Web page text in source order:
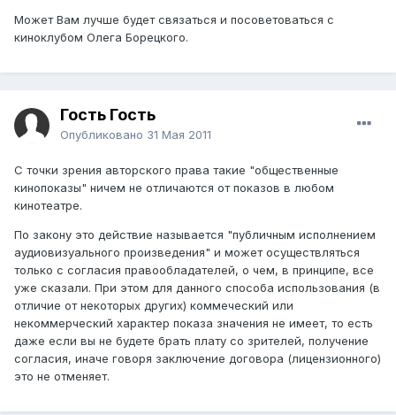
Может Вам лучше будет связаться и посоветоваться с
киноклубом Олега Борецкого.
Гость Гость
Опубликовано 31 Мая 2011
С точки зрения авторского права такие "общественные
кинопоказы" ничем не отличаются от показов в любом
кинотеатре.
По закону это действие называется "публичным исполнением
аудиовизуального произведения" и может осуществляться
только с согласия правообладателей, о чем, в принципе, все
уже сказали. При этом для данного способа использования (в
отличие от некоторых других) коммеческий или
некоммерческий характер показа значения не имеет, то есть
даже если вы не будете брать плату со зрителей, получение
согласия, иначе говоря заключение договора (лицензионного)
это не отменяет.